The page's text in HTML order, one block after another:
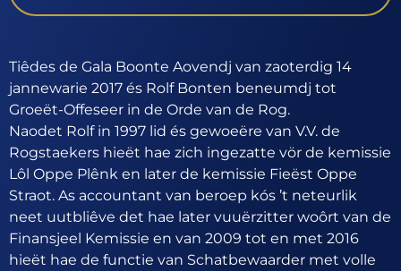
Tiêdes de Gala Boonte Aovendj van zaoterdig 14
jannewarie 2017 és Rolf Bonten beneumdj tot
Groeët-Offeseer in de Orde van de Rog.
Naodet Rolf in 1997 lid és gewoeëre van V.V. de
Rogstaekers hieët hae zich ingezatte vör de kemissie
Lôl Oppe Plênk en later de kemissie Fieëst Oppe
Straot. As accountant van beroep kós ’t neteurlik
neet uutbliêve det hae later vuuërzitter woôrt van de
Finansjeel Kemissie en van 2009 tot en met 2016
hieët hae de functie van Schatbewaarder met volle